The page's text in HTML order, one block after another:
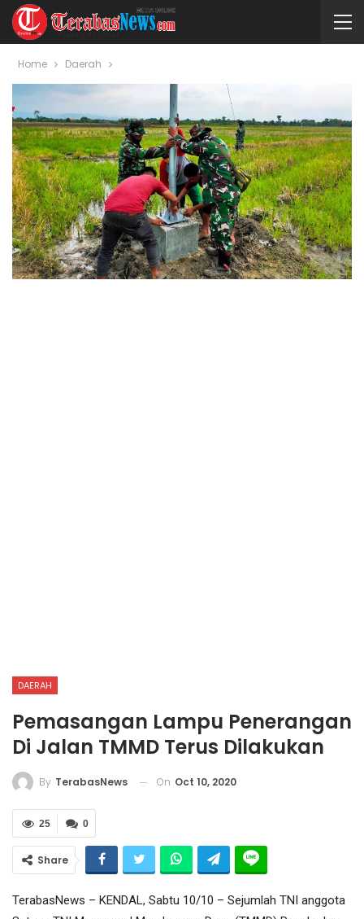
Home Daerah
DAERAH
Pemasangan Lampu Penerangan
Di Jalan TMMD Terus Dilakukan
By TerabasNews On Oct 10, 2020
0
25
Share
TerabasNews – KENDAL, Sabtu 10/10 – Sejumlah TNI anggota